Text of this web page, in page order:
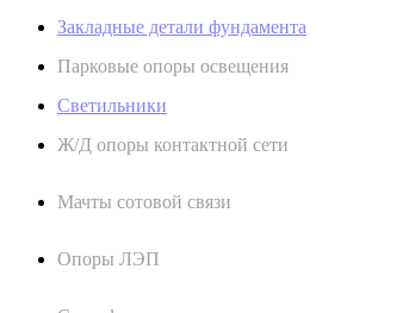
Закладные детали фундамента
Парковые опоры освещения
Светильники
Ж/Д опоры контактной сети
Мачты сотовой связи
Опоры ЛЭП